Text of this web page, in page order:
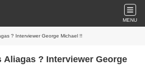
MENU
? Interviewer George Michael !!
Aliagas ? Interviewer George